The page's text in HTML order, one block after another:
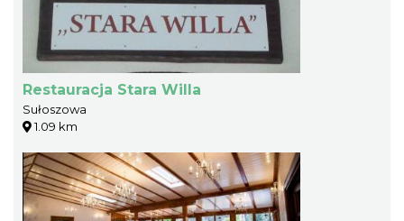
Restauracja Stara Willa
Sułoszowa
1.09 km